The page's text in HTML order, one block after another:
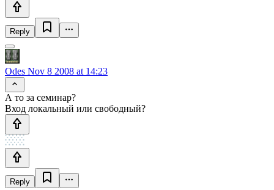
Reply
Odes Nov 8 2008 at 14:23
А то за семинар?
Вход локальный или свободный?
Reply